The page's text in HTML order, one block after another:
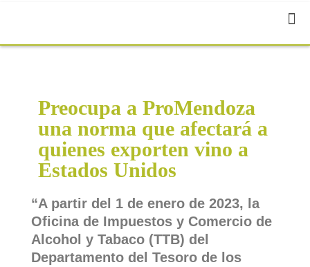
Preocupa a ProMendoza
una norma que afectará a
quienes exporten vino a
Estados Unidos
“A partir del 1 de enero de 2023, la
Oficina de Impuestos y Comercio de
Alcohol y Tabaco (TTB) del
Departamento del Tesoro de los